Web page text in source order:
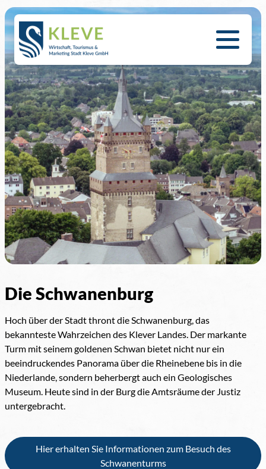
Die Schwanenburg
Hoch über der Stadt thront die Schwanenburg, das
bekannteste Wahrzeichen des Klever Landes. Der markante
Turm mit seinem goldenen Schwan bietet nicht nur ein
beeindruckendes Panorama über die Rheinebene bis in die
Niederlande, sondern beherbergt auch ein Geologisches
Museum. Heute sind in der Burg die Amtsräume der Justiz
untergebracht.
Hier erhalten Sie Informationen zum Besuch des
Schwanenturms